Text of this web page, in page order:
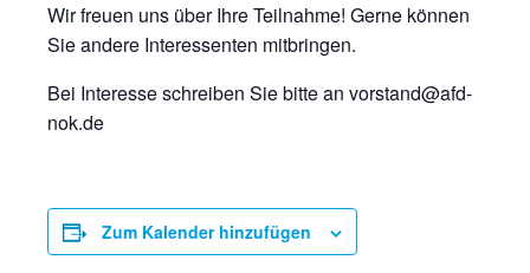
Wir freuen uns über Ihre Teilnahme! Gerne können
Sie andere Interessenten mitbringen.
Bei Interesse schreiben Sie bitte an vorstand@afd-
nok.de
Zum Kalender hinzufügen